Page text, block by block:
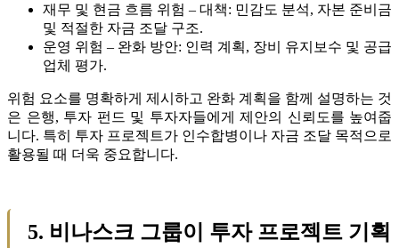
재무 및 현금 흐름 위험 – 대책: 민감도 분석, 자본 준비금
및 적절한 자금 조달 구조.
운영 위험 – 완화 방안: 인력 계획, 장비 유지보수 및 공급
업체 평가.
위험 요소를 명확하게 제시하고 완화 계획을 함께 설명하는 것
은 은행, 투자 펀드 및 투자자들에게 제안의 신뢰도를 높여줍
니다. 특히 투자 프로젝트가 인수합병이나 자금 조달 목적으로
활용될 때 더욱 중요합니다.
5. 비나스크 그룹이 투자 프로젝트 기획